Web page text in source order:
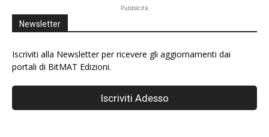
Pubblicità
Newsletter
Iscriviti alla Newsletter per ricevere gli aggiornamenti dai
portali di BitMAT Edizioni.